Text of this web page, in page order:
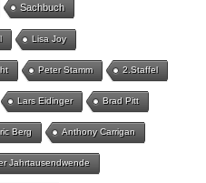
Sachbuch
Lisa Joy
Peter Stamm 2.Staffel
Lars Eidinger Brad Pitt
Berg Anthony Carrigan
Jahrtausendwende